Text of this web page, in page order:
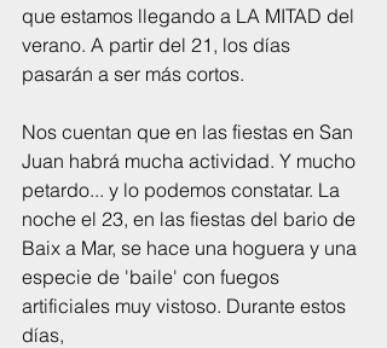
que estamos llegando a LA MITAD del
verano. A partir del 21, los días
pasarán a ser más cortos.
Nos cuentan que en las fiestas en San
Juan habrá mucha actividad. Y mucho
petardo... y lo podemos constatar. La
noche el 23, en las fiestas del bario de
Baix a Mar, se hace una hoguera y una
especie de 'baile' con fuegos
artificiales muy vistoso. Durante estos
días,